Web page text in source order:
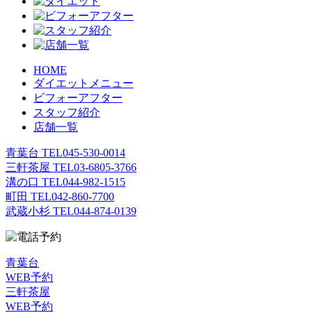
HOME
ダイエットメニュー
ビフォーアフター
スタッフ紹介
店舗一覧
青葉台 TEL045-530-0014
三軒茶屋 TEL03-6805-3766
溝の口 TEL044-982-1515
町田 TEL042-860-7700
武蔵小杉 TEL044-874-0139
青葉台
WEB予約
三軒茶屋
WEB予約